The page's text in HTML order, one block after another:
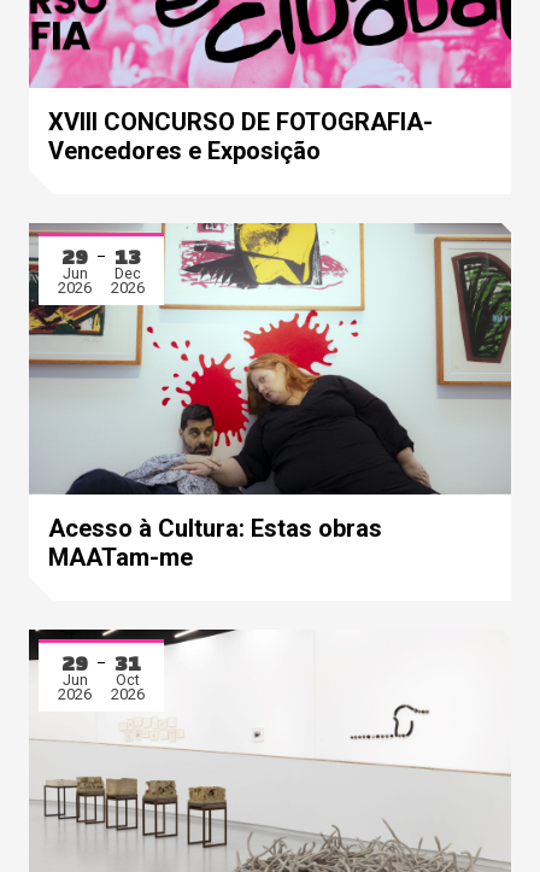
XVIII CONCURSO DE FOTOGRAFIA-
Vencedores e Exposição
29
Jun
2026
13
Dec
2026
Acesso à Cultura: Estas obras
MAATam-me
29
Jun
2026
31
Oct
2026